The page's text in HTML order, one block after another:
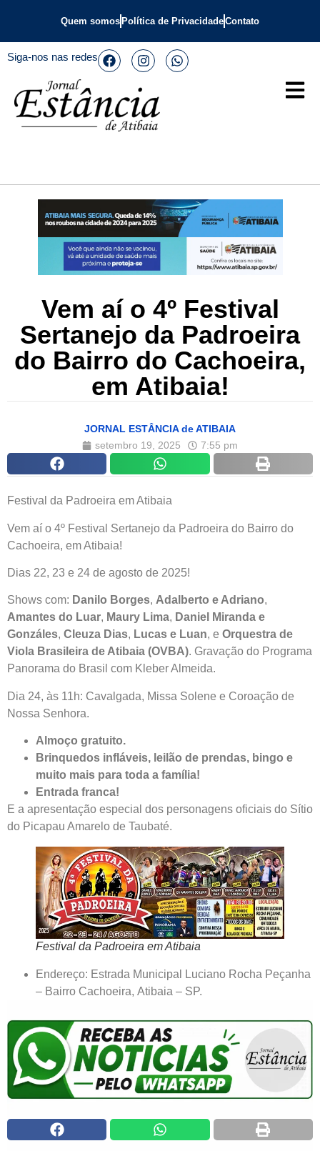
Quem somos Política de PrivacidadeContato
Siga-nos nas redes
Vem aí o 4º Festival
Sertanejo da Padroeira
do Bairro do Cachoeira,
em Atibaia!
JORNAL ESTÂNCIA de ATIBAIA
setembro 19, 2025
7:55 pm
Festival da Padroeira em Atibaia
Vem aí o 4º Festival Sertanejo da Padroeira do Bairro do
Cachoeira, em Atibaia!
Dias 22, 23 e 24 de agosto de 2025!
Shows com: Danilo Borges, Adalberto e Adriano,
Amantes do Luar, Maury Lima, Daniel Miranda e
Gonzáles, Cleuza Dias, Lucas e Luan, e Orquestra de
Viola Brasileira de Atibaia (OVBA). Gravação do Programa
Panorama do Brasil com Kleber Almeida.
Dia 24, às 11h: Cavalgada, Missa Solene e Coroação de
Nossa Senhora.
Almoço gratuito.
Brinquedos infláveis, leilão de prendas, bingo e
muito mais para toda a família!
Entrada franca!
E a apresentação especial dos personagens oficiais do Sítio
do Picapau Amarelo de Taubaté.
Festival da Padroeira em Atibaia
Endereço: Estrada Municipal Luciano Rocha Peçanha
– Bairro Cachoeira, Atibaia – SP.